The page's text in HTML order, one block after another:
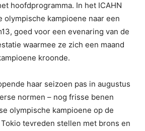
hoofdprogramma. In het ICAHN
olympische kampioene naar een
goed voor een evenaring van de
waarmee ze zich een maand
kroonde.
haar seizoen pas in augustus
normen – nog frisse benen
olympische kampioene op de
tevreden stellen met brons en